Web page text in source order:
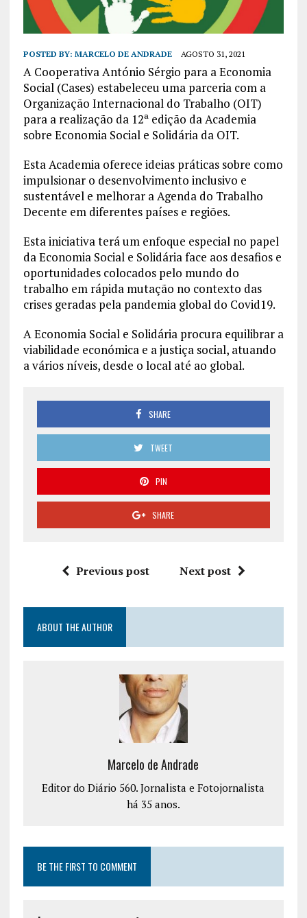
POSTED BY: MARCELO DE ANDRADE AGOSTO 31, 2021
A Cooperativa António Sérgio para a Economia
Social (Cases) estabeleceu uma parceria com a
Organização Internacional do Trabalho (OIT)
para a realização da 12ª edição da Academia
sobre Economia Social e Solidária da OIT.
Esta Academia oferece ideias práticas sobre como
impulsionar o desenvolvimento inclusivo e
sustentável e melhorar a Agenda do Trabalho
Decente em diferentes países e regiões.
Esta iniciativa terá um enfoque especial no papel
da Economia Social e Solidária face aos desafios e
oportunidades colocados pelo mundo do
trabalho em rápida mutação no contexto das
crises geradas pela pandemia global do Covid19.
A Economia Social e Solidária procura equilibrar a
viabilidade económica e a justiça social, atuando
a vários níveis, desde o local até ao global.
SHARE
TWEET
PIN
SHARE
Previous post Next post
ABOUT THE AUTHOR
Marcelo de Andrade
Editor do Diário 560. Jornalista e Fotojornalista
há 35 anos.
BE THE FIRST TO COMMENT